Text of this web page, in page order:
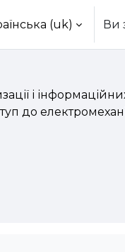
‎(uk)‎ Ви
і
до